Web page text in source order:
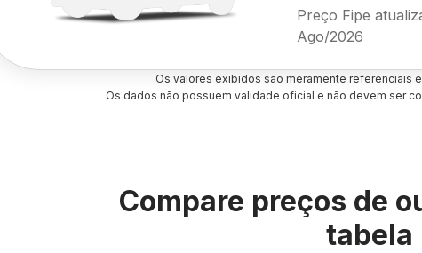
Preço Fipe
Ago/2026
Os valores exibidos são meramente referenciais
Os dados não possuem validade oficial e não devem ser
Compare preços de
tabela